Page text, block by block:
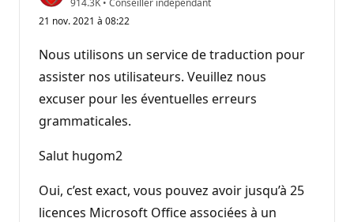
t
s
d
e
r
p
a
o
21 nov. 2021 à 08:22
Nous utilisons un service de traduction pour
assister nos utilisateurs. Veuillez nous
excuser pour les éventuelles erreurs
grammaticales.
Salut hugom2
Oui, c’est exact, vous pouvez avoir jusqu’à 25
licences Microsoft Office associées à un